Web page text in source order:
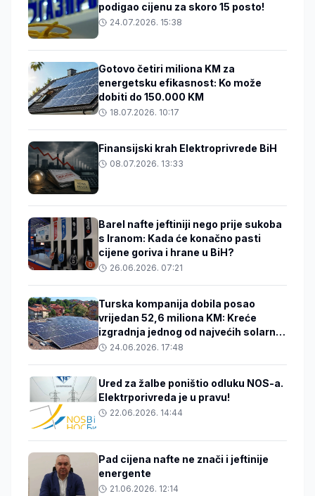
podigao cijenu za skoro 15 posto!
24.07.2026. 15:38
Gotovo četiri miliona KM za
energetsku efikasnost: Ko može
dobiti do 150.000 KM
18.07.2026. 10:17
Finansijski krah Elektroprivrede BiH
08.07.2026. 13:33
Barel nafte jeftiniji nego prije sukoba
s Iranom: Kada će konačno pasti
cijene goriva i hrane u BiH?
26.06.2026. 07:21
Turska kompanija dobila posao
vrijedan 52,6 miliona KM: Kreće
izgradnja jednog od najvećih solarnih
projekata u BiH
24.06.2026. 17:48
Ured za žalbe poništio odluku NOS-a.
Elektrporivreda je u pravu!
22.06.2026. 14:44
Pad cijena nafte ne znači i jeftinije
energente
21.06.2026. 12:14